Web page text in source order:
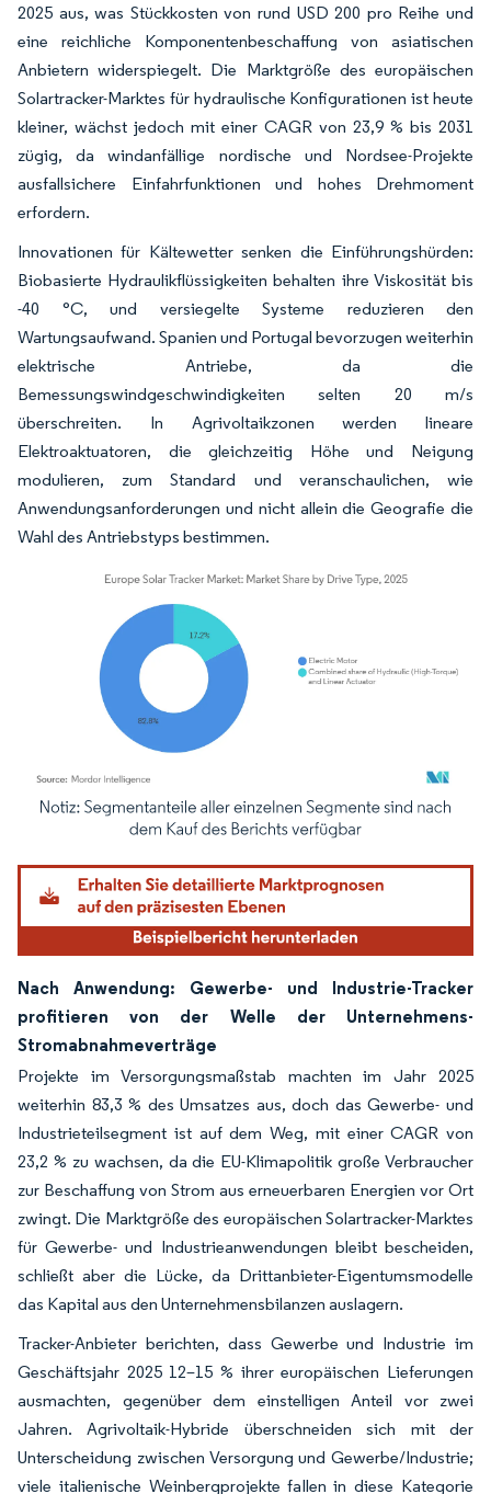
2025 aus, was Stückkosten von rund USD 200 pro Reihe und
eine reichliche Komponentenbeschaffung von asiatischen
Anbietern widerspiegelt. Die Marktgröße des europäischen
Solartracker-Marktes für hydraulische Konfigurationen ist heute
kleiner, wächst jedoch mit einer CAGR von 23,9 % bis 2031
zügig, da windanfällige nordische und Nordsee-Projekte
ausfallsichere Einfahrfunktionen und hohes Drehmoment
erfordern.
Innovationen für Kältewetter senken die Einführungshürden:
Biobasierte Hydraulikflüssigkeiten behalten ihre Viskosität bis
-40 °C, und versiegelte Systeme reduzieren den
Wartungsaufwand. Spanien und Portugal bevorzugen weiterhin
elektrische Antriebe, da die
Bemessungswindgeschwindigkeiten selten 20 m/s
überschreiten. In Agrivoltaikzonen werden lineare
Elektroaktuatoren, die gleichzeitig Höhe und Neigung
modulieren, zum Standard und veranschaulichen, wie
Anwendungsanforderungen und nicht allein die Geografie die
Wahl des Antriebstyps bestimmen.
Bild © Mordor Intelligence. Wiederverwendung erfordert Namensnennung
Nach Anwendung: Gewerbe- und Industrie-Tracker
profitieren von der Welle der Unternehmens-
Stromabnahmeverträge
Projekte im Versorgungsmaßstab machten im Jahr 2025
weiterhin 83,3 % des Umsatzes aus, doch das Gewerbe- und
Industrieteilsegment ist auf dem Weg, mit einer CAGR von
23,2 % zu wachsen, da die EU-Klimapolitik große Verbraucher
zur Beschaffung von Strom aus erneuerbaren Energien vor Ort
zwingt. Die Marktgröße des europäischen Solartracker-Marktes
für Gewerbe- und Industrieanwendungen bleibt bescheiden,
schließt aber die Lücke, da Drittanbieter-Eigentumsmodelle
das Kapital aus den Unternehmensbilanzen auslagern.
Tracker-Anbieter berichten, dass Gewerbe und Industrie im
Geschäftsjahr 2025 12–15 % ihrer europäischen Lieferungen
ausmachten, gegenüber dem einstelligen Anteil vor zwei
Jahren. Agrivoltaik-Hybride überschneiden sich mit der
Unterscheidung zwischen Versorgung und Gewerbe/Industrie;
viele italienische Weinbergprojekte fallen in diese Kategorie